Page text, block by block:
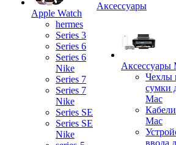
Apple Watch
hermes
Series 3
Series 6
Series 6
Nike
Series 7
Series 7
Nike
Series SE
Series SE
Nike
Аксессуары
Аксессуары
Чехлы
сумки
Mac
Mac
ввода